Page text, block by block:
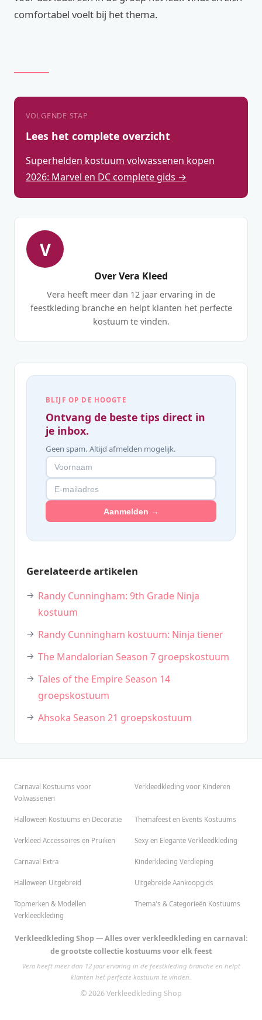
comfortabel voelt bij het thema.
VOLGENDE STAP
Lees het complete overzicht
Superhelden kostuum volwassenen kopen
2026: Marvel en DC complete gids →
V
Over Vera Kleed
Vera heeft meer dan 12 jaar ervaring in de
feestkleding branche en helpt klanten het perfecte
kostuum te vinden.
BLIJF OP DE HOOGTE
Ontvang de beste tips direct in
je inbox.
Geen spam. Altijd afmelden mogelijk.
Aanmelden →
Gerelateerde artikelen
Randy Cunningham: 9th Grade Ninja
kostuum
Randy Cunningham kostuum: Ninja tiener
The Mandalorian Season 7 groepskostuum
Tales of the Empire Season 14
groepskostuum
Ahsoka Season 21 groepskostuum
Carnaval Kostuums voor
Volwassenen
Verkleedkleding voor Kinderen
Halloween Kostuums en Decoratie Themafeest en Events Kostuums
Verkleed Accessoires en Pruiken Sexy en Elegante Verkleedkleding
Carnaval Extra Kinderkleding Verdieping
Halloween Uitgebreid Uitgebreide Aankoopgids
Topmerken & Modellen
Verkleedkleding
Thema's & Categorieën Kostuums
Verkleedkleding Shop — Alles over verkleedkleding en carnaval:
de grootste collectie kostuums voor elk feest
Vera heeft meer dan 12 jaar ervaring in de feestkleding branche en helpt
klanten het perfecte kostuum te vinden.
© 2026 Verkleedkleding Shop